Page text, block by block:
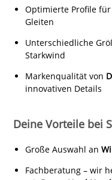
Optimierte Profile
Gleiten
Unterschiedliche
Starkwind
Markenqualität von
innovativen Details
Deine Vorteile bei
Große Auswahl an
Fachberatung – wir